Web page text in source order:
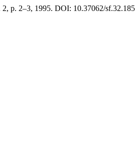
2, p. 2–3, 1995. DOI: 10.37062/